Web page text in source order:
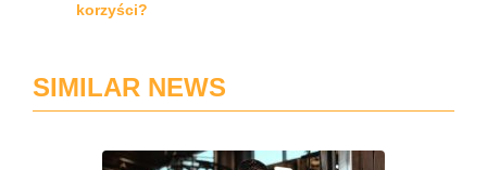
korzyści?
SIMILAR NEWS